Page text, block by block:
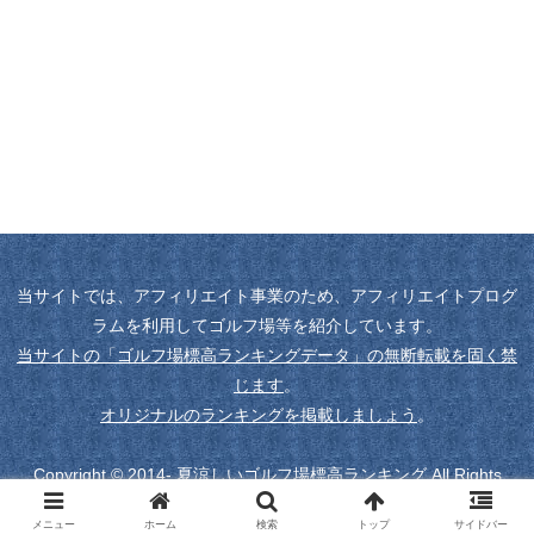
当サイトでは、アフィリエイト事業のため、アフィリエイトプログ
ラムを利用してゴルフ場等を紹介しています。
当サイトの「ゴルフ場標高ランキングデータ」の無断転載を固く禁
じます。
オリジナルのランキングを掲載しましょう。
Copyright © 2014- 夏涼しいゴルフ場標高ランキング All Rights
Reserved.
メニュー ホーム 検索 トップ サイドバー